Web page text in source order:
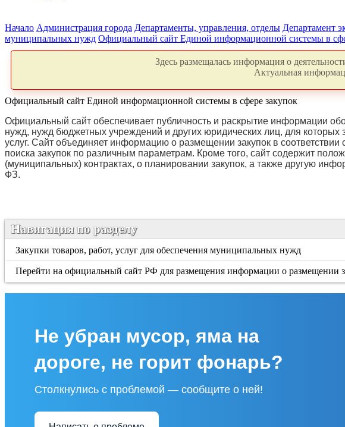
Начало Администрация города Департаменты, управления, отделы Департамент
муниципальных нужд Официальный сайт Единой информационной системы в
Здесь размещалась информация о
Актуальная
Официальный сайт Единой информационной системы в сфере закупок
Официальный сайт обеспечивает публичность и раскрытие информации
нужд, нужд бюджетных учреждений и других юридических лиц, для которых
услуг. Сайт объединяет информацию о размещении закупок в
поиска закупок по различным параметрам. Кроме того, сайт содержит
(муниципальных) контрактах, о планировании закупок, а также другую
ФЗ.
Навигация по разделу
Закупки товаров, работ, услуг для обеспечения муниципальных нужд
Перейти на официальный сайт РФ для размещения информации о размещении
Не убран мусор, яма на
дороге, не горит фонарь?
Столкнулись с проблемой — сообщите о ней!